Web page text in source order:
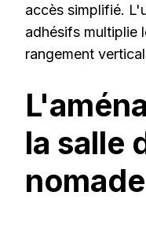
accès simplifié.
adhésifs multiplie
rangement
la salle
nomade